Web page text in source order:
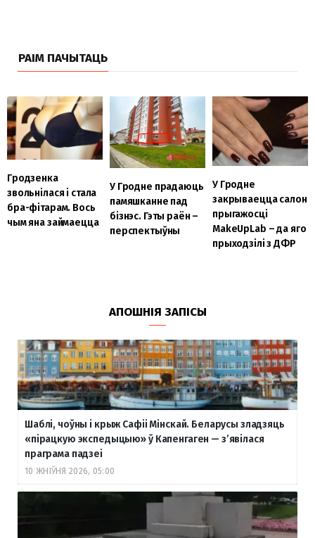
РАІМ ПАЧЫТАЦЬ
Гродзенка
звольнілася і стала
бра-фітарам. Вось
чым яна займаецца
У Гродне прадаюць
памяшканне пад
бізнэс. Гэты раён –
перспектыўны
У Гродне
закрываецца салон
прыгажосці
MakeUpLab – да яго
прыходзілі з ДФР
АПОШНІЯ ЗАПІСЫ
Шаблі, чоўны і крыж Сафіі Мінскай. Беларусы зладзяць
«пірацкую экспедыцыю» ў Капенгаген — з’явілася
праграма падзеі
10 ЖНІЎНЯ 2026, 05:00